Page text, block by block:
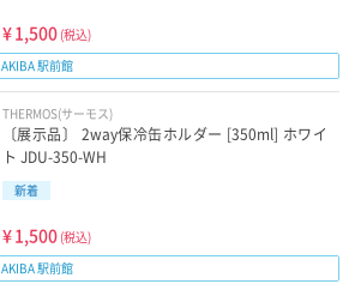
¥1,500 (税込)
AKIBA 駅前館
THERMOS(サーモス)
〔展示品〕 2way保冷缶ホルダー [350ml] ホワイ
ト JDU-350-WH
新着
¥1,500 (税込)
AKIBA 駅前館